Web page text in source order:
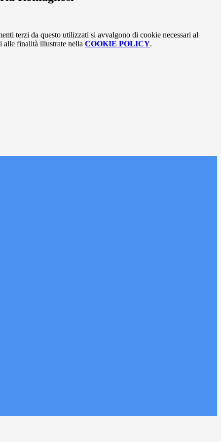
terzi da questo utilizzati si avvalgono di cookie necessari al
alle finalità illustrate nella COOKIE POLICY.